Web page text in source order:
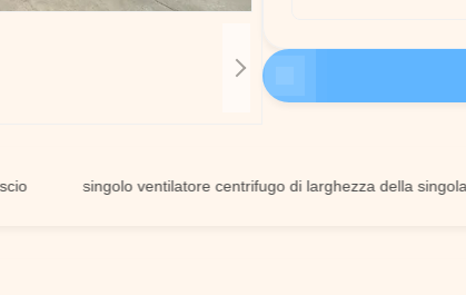
singolo ventilatore centrifugo di larghezza della singola